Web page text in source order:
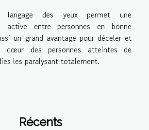
des yeux permet une
active entre personnes en bonne
un grand avantage pour déceler et
cœur des personnes atteintes de
les paralysant totalement.
Récents